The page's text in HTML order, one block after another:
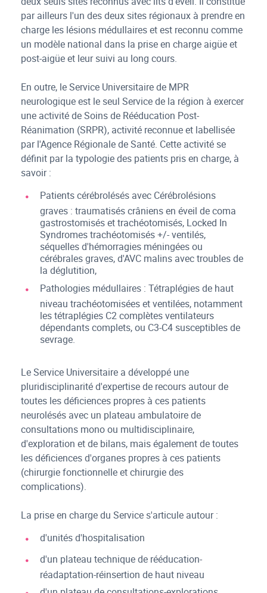
par ailleurs l'un des deux sites régionaux à prendre en
charge les lésions médullaires et est reconnu comme
un modèle national dans la prise en charge aigüe et
post-aigüe et leur suivi au long cours.
En outre, le Service Universitaire de MPR
neurologique est le seul Service de la région à exercer
une activité de Soins de Rééducation Post-
Réanimation (SRPR), activité reconnue et labellisée
par l'Agence Régionale de Santé. Cette activité se
définit par la typologie des patients pris en charge, à
savoir :
Patients cérébrolésés avec Cérébrolésions
graves : traumatisés crâniens en éveil de coma
gastrostomisés et trachéotomisés, Locked In
Syndromes trachéotomisés +/- ventilés,
séquelles d'hémorragies méningées ou
cérébrales graves, d'AVC malins avec troubles de
la déglutition,
Pathologies médullaires : Tétraplégies de haut
niveau trachéotomisées et ventilées, notamment
les tétraplégies C2 complètes ventilateurs
dépendants complets, ou C3-C4 susceptibles de
sevrage.
Le Service Universitaire a développé une
pluridisciplinarité d'expertise de recours autour de
toutes les déficiences propres à ces patients
neurolésés avec un plateau ambulatoire de
consultations mono ou multidisciplinaire,
d'exploration et de bilans, mais également de toutes
les déficiences d'organes propres à ces patients
(chirurgie fonctionnelle et chirurgie des
complications).
La prise en charge du Service s'articule autour :
d'unités d'hospitalisation
d'un plateau technique de rééducation-
réadaptation-réinsertion de haut niveau